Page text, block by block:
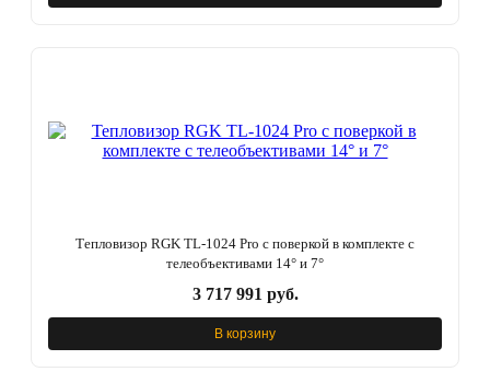
Тепловизор RGK TL-1024 Pro с поверкой в комплекте с
телеобъективами 14° и 7°
3 717 991 руб.
В корзину